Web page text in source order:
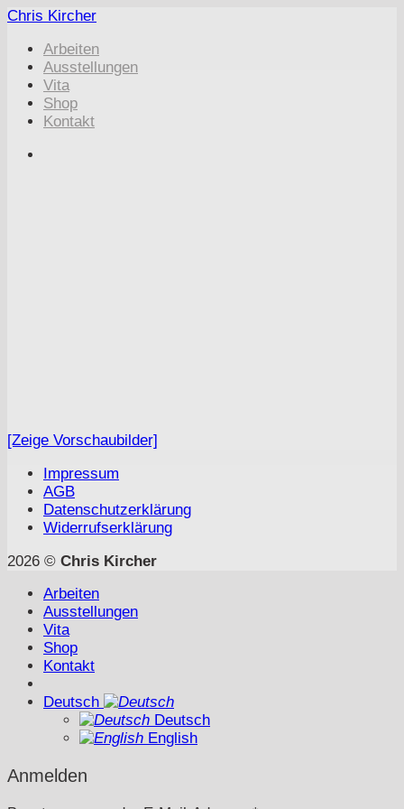
Zum
springen
Chris Kircher
Arbeiten
Ausstellungen
Vita
Shop
Kontakt
[Zeige Vorschaubilder]
Impressum
AGB
Datenschutzerklärung
Widerrufserklärung
2026 © Chris Kircher
Arbeiten
Ausstellungen
Vita
Shop
Kontakt
Deutsch
Deutsch
English
Anmelden